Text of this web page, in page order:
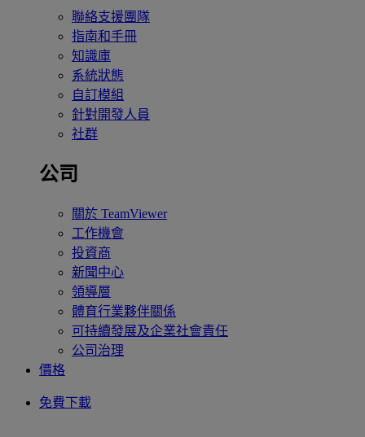
聯絡支援團隊
指南和手冊
知識庫
系統狀態
自訂模組
針對開發人員
社群
公司
關於 TeamViewer
工作機會
投資商
新聞中心
領導層
體育行業夥伴關係
可持續發展及企業社會責任
公司治理
價格
免費下載